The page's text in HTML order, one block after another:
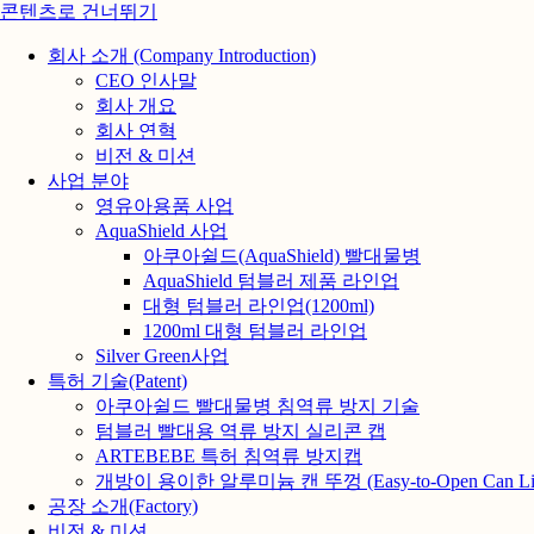
콘텐츠로 건너뛰기
회사 소개 (Company Introduction)
CEO 인사말
회사 개요
회사 연혁
비전 & 미션
사업 분야
영유아용품 사업
AquaShield 사업
아쿠아쉴드(AquaShield) 빨대물병
AquaShield 텀블러 제품 라인업
대형 텀블러 라인업(1200ml)
1200ml 대형 텀블러 라인업
Silver Green사업
특허 기술(Patent)
아쿠아쉴드 빨대물병 침역류 방지 기술
텀블러 빨대용 역류 방지 실리콘 캡
ARTEBEBE 특허 침역류 방지캡
개방이 용이한 알루미늄 캔 뚜껑 (Easy-to-Open Can
공장 소개(Factory)